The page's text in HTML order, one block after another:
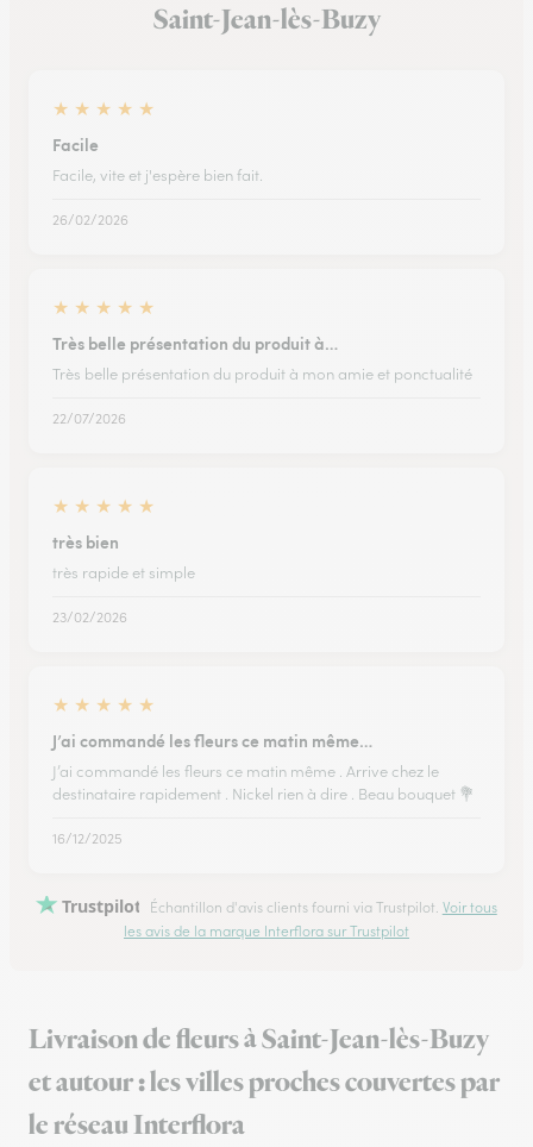
Saint-Jean-lès-Buzy
★ ★ ★ ★ ★
Facile
Facile, vite et j'espère bien fait.
26/02/2026
★ ★ ★ ★ ★
Très belle présentation du produit à…
Très belle présentation du produit à mon amie et ponctualité
22/07/2026
★ ★ ★ ★ ★
très bien
très rapide et simple
23/02/2026
★ ★ ★ ★ ★
J’ai commandé les fleurs ce matin même…
J’ai commandé les fleurs ce matin même . Arrive chez le
destinataire rapidement . Nickel rien à dire . Beau bouquet 💐
16/12/2025
Trustpilot Échantillon d'avis clients fourni via Trustpilot. Voir tous
les avis de la marque Interflora sur Trustpilot
Livraison de fleurs à Saint-Jean-lès-Buzy
et autour : les villes proches couvertes par
le réseau Interflora